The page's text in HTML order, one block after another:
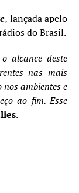
, lançada apelo
do Brasil.
alcance deste
nas mais
ambientes e
ao fim. Esse
.